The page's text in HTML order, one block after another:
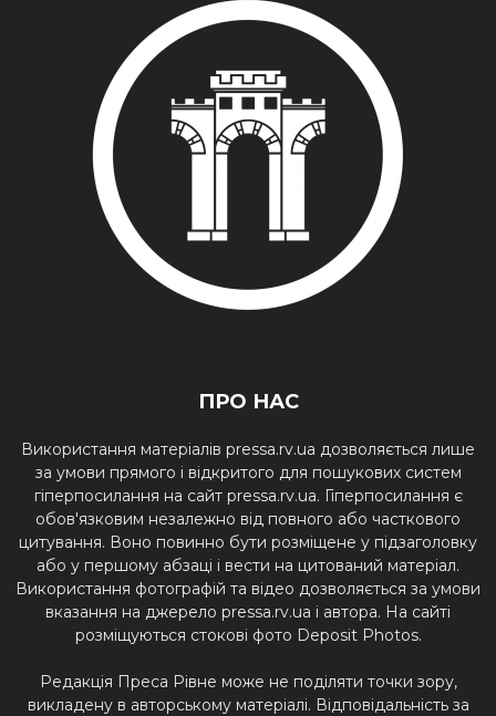
ПРО НАС
Використання матеріалів pressa.rv.ua дозволяється лише
за умови прямого і відкритого для пошукових систем
гіперпосилання на сайт pressa.rv.ua. Гіперпосилання є
обов'язковим незалежно від повного або часткового
цитування. Воно повинно бути розміщене у підзаголовку
або у першому абзаці і вести на цитований матеріал.
Використання фотографій та відео дозволяється за умови
вказання на джерело pressa.rv.ua і автора. На сайті
розміщуються стокові фото Deposit Photos.
Редакція Преса Рівне може не поділяти точки зору,
викладену в авторському матеріалі. Відповідальність за